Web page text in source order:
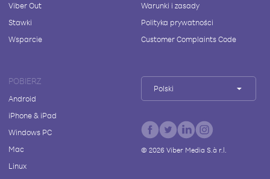
Viber Out
Stawki
Wsparcie
Warunki i zasady
Polityka prywatności
Customer Complaints Code
POBIERZ
Android
iPhone & iPad
Windows PC
Mac
Linux
Polski
© 2026Viber Media S.à r.l.